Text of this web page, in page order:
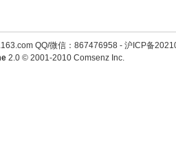
QQ/微信：867476958- 沪ICP备
2.0© 2001-2010 Comsenz Inc.